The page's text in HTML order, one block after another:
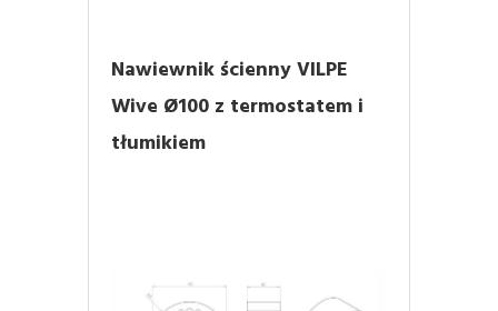
Nawiewnik ścienny VILPE
Wive Ø100 z termostatem i
tłumikiem